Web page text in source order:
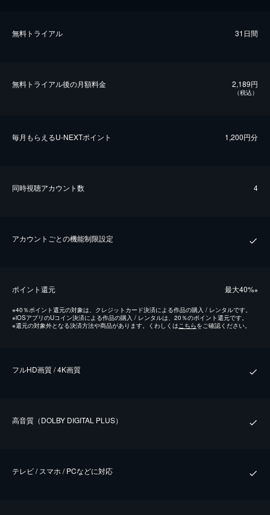
無料トライアル 31日間
無料トライアル後の⽉額料金 2,189円
（税込）
毎⽉もらえるU-NEXTポイント 1,200円分
同時視聴アカウント数 4
アカウントごとの機能制限設定
ポイント還元 最⼤40%※
※40％ポイント還元の対象は、クレジットカード決済による作品の購入 / レンタルです。
※iOSアプリのUコイン決済による作品の購入 / レンタルは、20％のポイント還元です。
※還元の対象外となる決済方法や商品があります。くわしくは こちらをご確認ください。
フルHD画質 / 4K画質
⾼⾳質（DOLBY DIGITAL PLUS）
テレビ / スマホ / PCなどに対応